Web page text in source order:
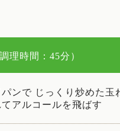
調理時間：45分）
ンで じっくり炒めた玉
てアルコールを飛ばす